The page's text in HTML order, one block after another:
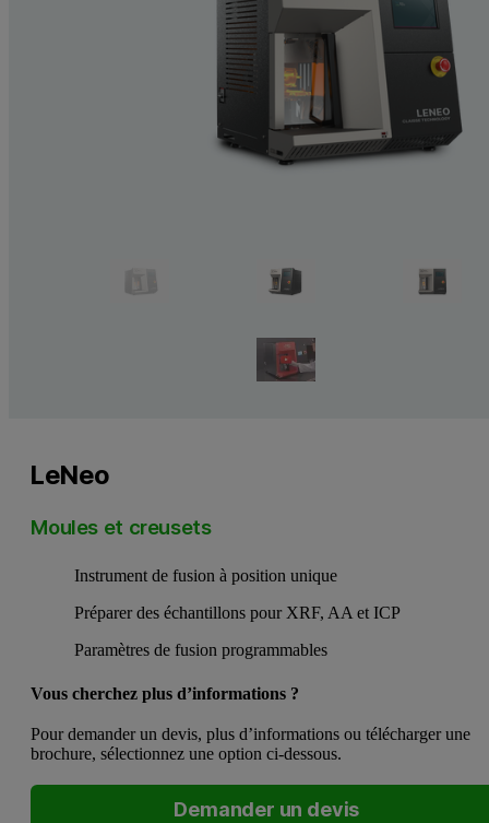
LeNeo
Moules et creusets
Instrument de fusion à position unique
Préparer des échantillons pour XRF, AA et ICP
Paramètres de fusion programmables
Vous cherchez plus d’informations ?
Pour demander un devis, plus d’informations ou télécharger une
brochure, sélectionnez une option ci-dessous.
Demander un devis